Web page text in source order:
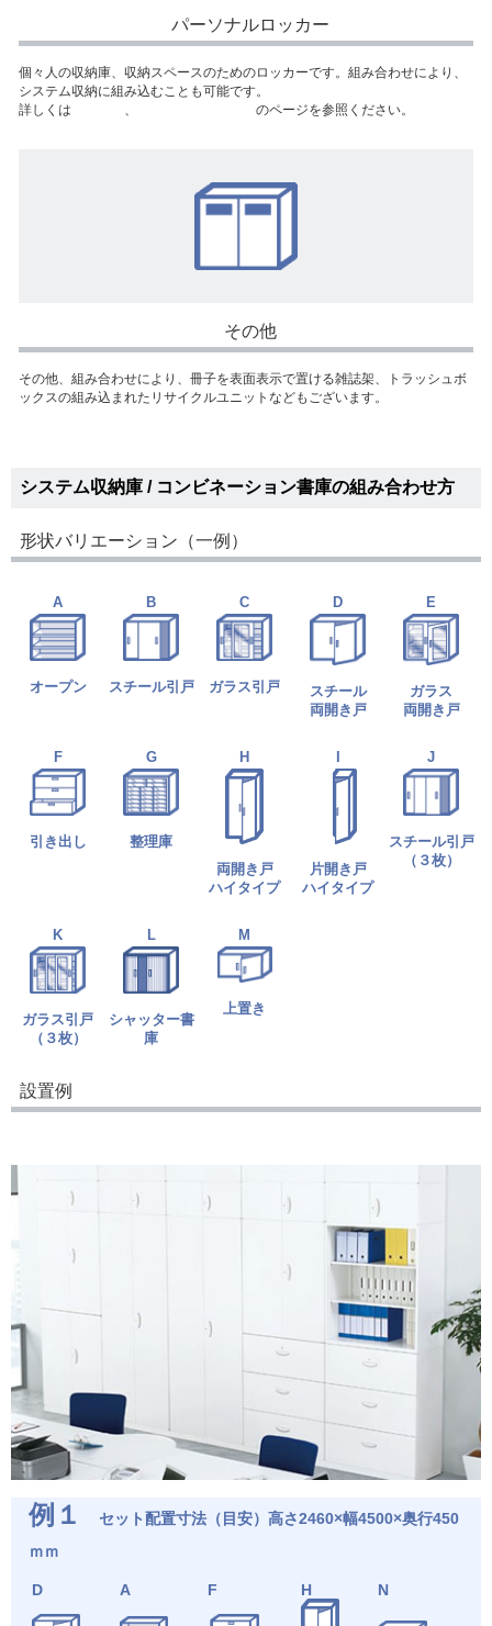
パーソナルロッカー
個々人の収納庫、収納スペースのためのロッカーです。組み合わせにより、
システム収納に組み込むことも可能です。
詳しくは
、 パーソナルロッカーのページを参照ください。
その他
その他、組み合わせにより、冊子を表面表示で置ける雑誌架、トラッシュボ
ックスの組み込まれたリサイクルユニットなどもございます。
システム収納庫 / コンビネーション書庫の組み合わせ方
形状バリエーション（一例）
A
オープン
B
スチール引戸
C
ガラス引戸
D
スチール
両開き戸
E
ガラス
両開き戸
F
引き出し
G
整理庫
H
両開き戸
ハイタイプ
I
片開き戸
ハイタイプ
J
スチール引戸
（３枚）
K
ガラス引戸
（３枚）
L
シャッター書
庫
M
上置き
設置例
例１
セット配置寸法（目安）高さ2460×幅4500×奥行450
ｍｍ
D A F H N